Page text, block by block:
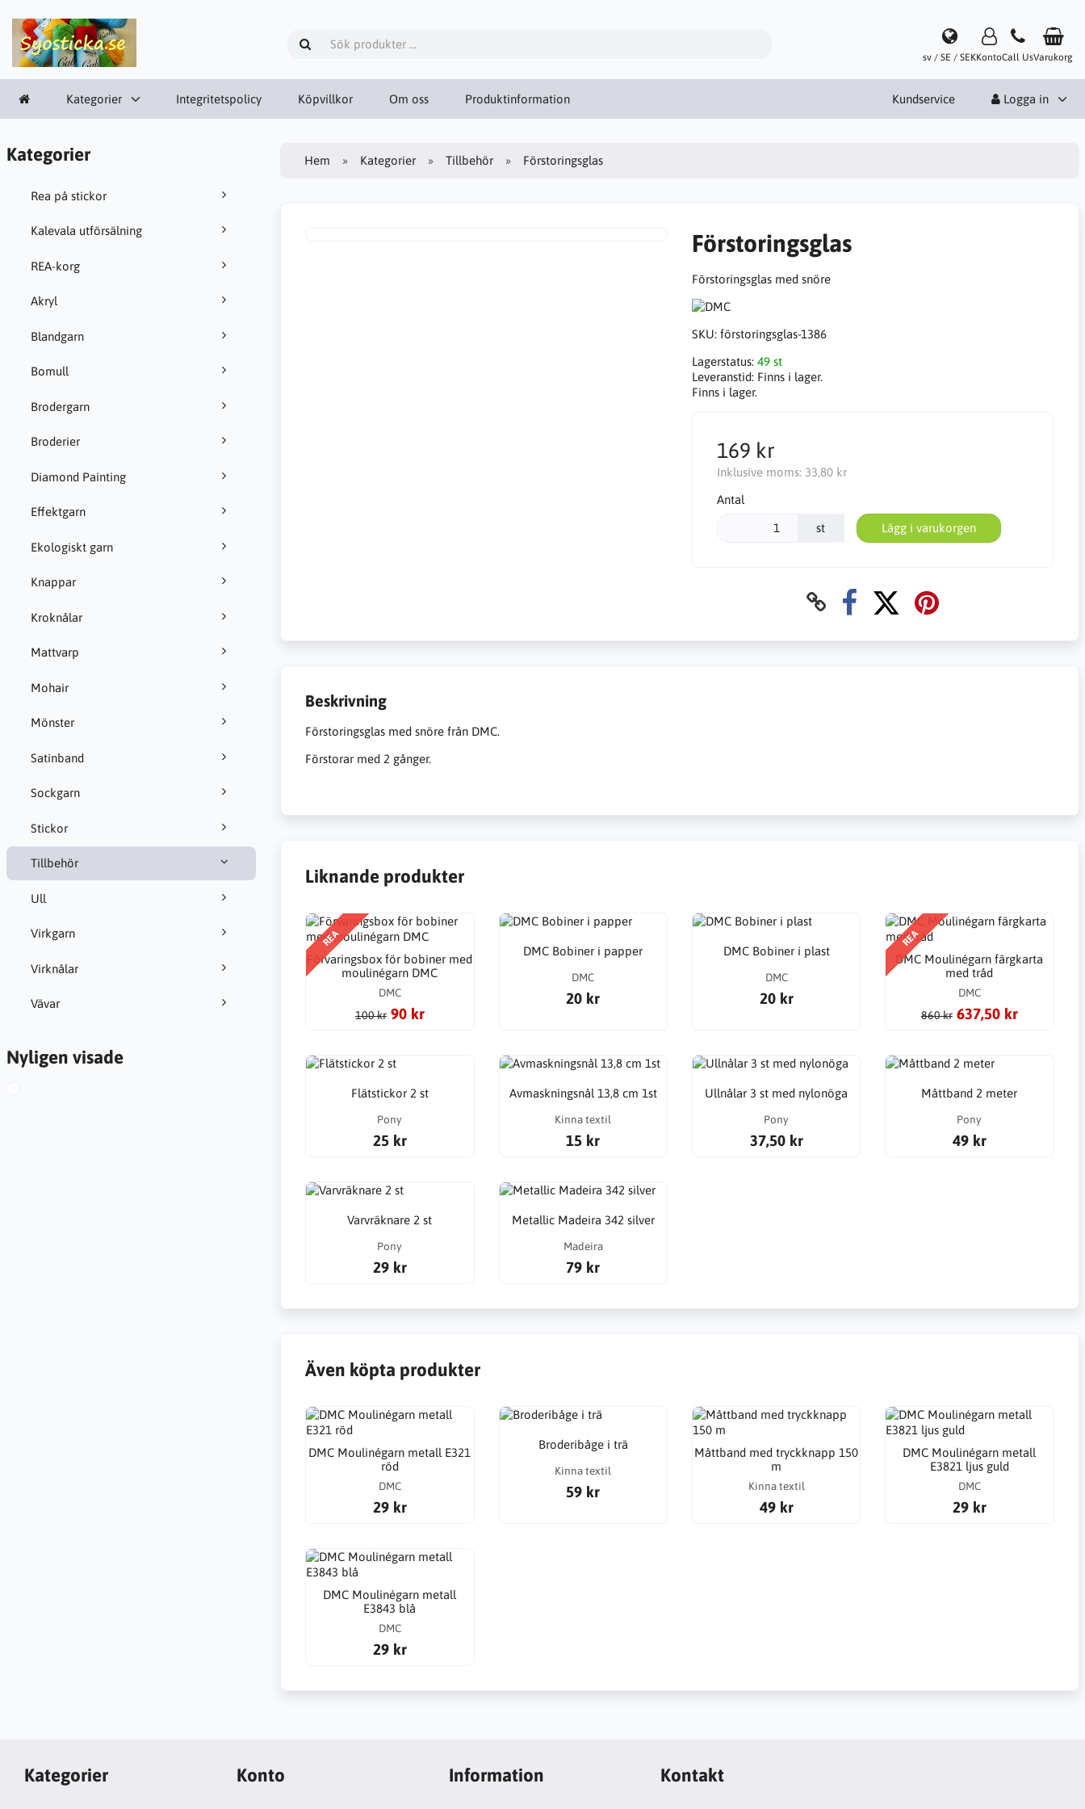
sv / SE / SEKKontoCall UsVarukorg
Kategorier Integritetspolicy Köpvillkor Om oss Produktinformation Kundservice Logga in
Kategorier
Rea på stickor
Kalevala utförsälning
REA-korg
Akryl
Blandgarn
Bomull
Brodergarn
Broderier
Diamond Painting
Effektgarn
Ekologiskt garn
Knappar
Kroknålar
Mattvarp
Mohair
Mönster
Satinband
Sockgarn
Stickor
Tillbehör
Ull
Virkgarn
Virknålar
Vävar
Nyligen visade
Hem Kategorier Tillbehör Förstoringsglas
Förstoringsglas
Förstoringsglas med snöre
SKU: förstoringsglas-1386
Lagerstatus: 49 st
Leveranstid: Finns i lager.
Finns i lager.
169 kr
Inklusive moms: 33,80 kr
Antal
st Lägg i varukorgen
Beskrivning
Förstoringsglas med snöre från DMC.
Förstorar med 2 gånger.
Liknande produkter
REA
Förvaringsbox för bobiner med
moulinégarn DMC
DMC
100 kr 90 kr
DMC Bobiner i papper
DMC
20 kr
DMC Bobiner i plast
DMC
20 kr
REA
DMC Moulinégarn färgkarta
med tråd
DMC
860 kr 637,50 kr
Flätstickor 2 st
Pony
25 kr
Avmaskningsnål 13,8 cm 1st
Kinna textil
15 kr
Ullnålar 3 st med nylonöga
Pony
37,50 kr
Måttband 2 meter
Pony
49 kr
Varvräknare 2 st
Pony
29 kr
Metallic Madeira 342 silver
Madeira
79 kr
Även köpta produkter
DMC Moulinégarn metall E321
röd
DMC
29 kr
Broderibåge i trä
Kinna textil
59 kr
Måttband med tryckknapp 150
m
Kinna textil
49 kr
DMC Moulinégarn metall
E3821 ljus guld
DMC
29 kr
DMC Moulinégarn metall
E3843 blå
DMC
29 kr
Kategorier Konto Information Kontakt